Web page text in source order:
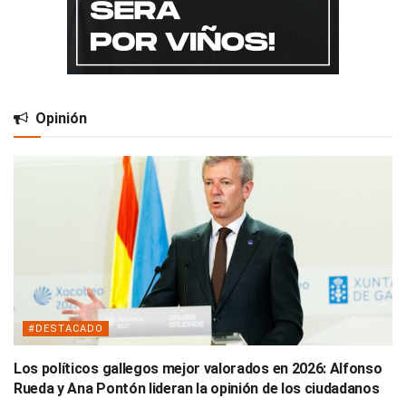
Opinión
#DESTACADO
Los políticos gallegos mejor valorados en 2026: Alfonso
Rueda y Ana Pontón lideran la opinión de los ciudadanos